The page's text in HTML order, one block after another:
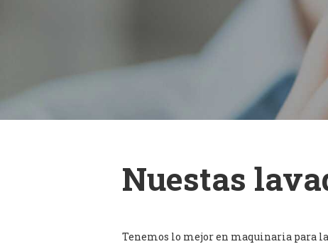
Nuestas
Tenemos lo mejor en maquinaria para